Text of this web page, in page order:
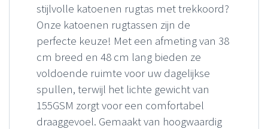
stijlvolle katoenen rugtas met trekkoord?
Onze katoenen rugtassen zijn de
perfecte keuze! Met een afmeting van 38
cm breed en 48 cm lang bieden ze
voldoende ruimte voor uw dagelijkse
spullen, terwijl het lichte gewicht van
155GSM zorgt voor een comfortabel
draaggevoel. Gemaakt van hoogwaardig